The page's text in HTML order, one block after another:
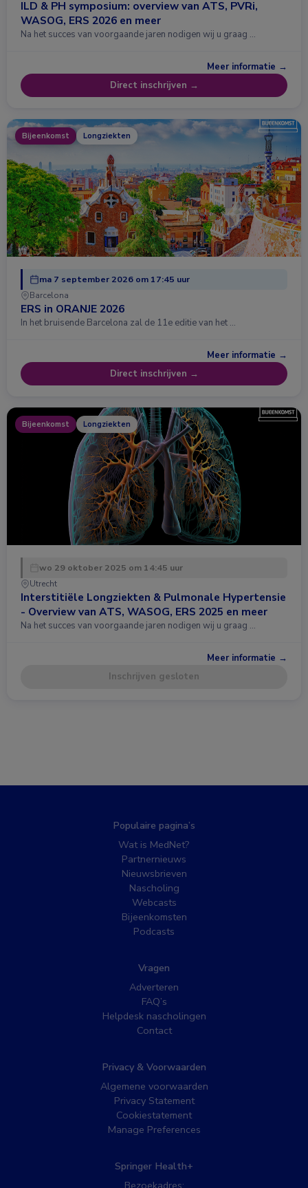
ILD & PH symposium: overview van ATS, PVRi,
WASOG, ERS 2026 en meer
Na het succes van voorgaande jaren nodigen wij u graag …
Meer informatie →
Direct inschrijven →
Bijeenkomst Longziekten
ma 7 september 2026 om 17:45 uur
Barcelona
ERS in ORANJE 2026
In het bruisende Barcelona zal de 11e editie van het …
Meer informatie →
Direct inschrijven →
Bijeenkomst Longziekten
wo 29 oktober 2025 om 14:45 uur
Utrecht
Interstitiële Longziekten & Pulmonale Hypertensie
- Overview van ATS, WASOG, ERS 2025 en meer
Na het succes van voorgaande jaren nodigen wij u graag …
Meer informatie →
Inschrijven gesloten
Populaire pagina’s
Wat is MedNet?
Partnernieuws
Nieuwsbrieven
Nascholing
Webcasts
Bijeenkomsten
Podcasts
Vragen
Adverteren
FAQ’s
Helpdesk nascholingen
Contact
Privacy & Voorwaarden
Algemene voorwaarden
Privacy Statement
Cookiestatement
Manage Preferences
Springer Health+
Bezoekadres: